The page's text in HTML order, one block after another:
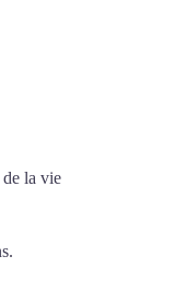
de la vie